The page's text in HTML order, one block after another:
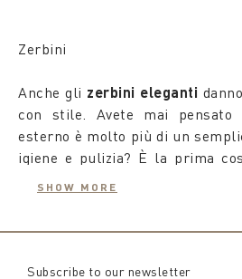
Zerbini
Anche gli zerbini eleganti
con stile. Avete mai pensato
esterno è molto più di un
igiene e pulizia? È la prima
vedono al loro arrivo, ma
cose di tutti i giorni con una
trasparire da subito stile e
SHOW MORE
Subscribe to our newsletter